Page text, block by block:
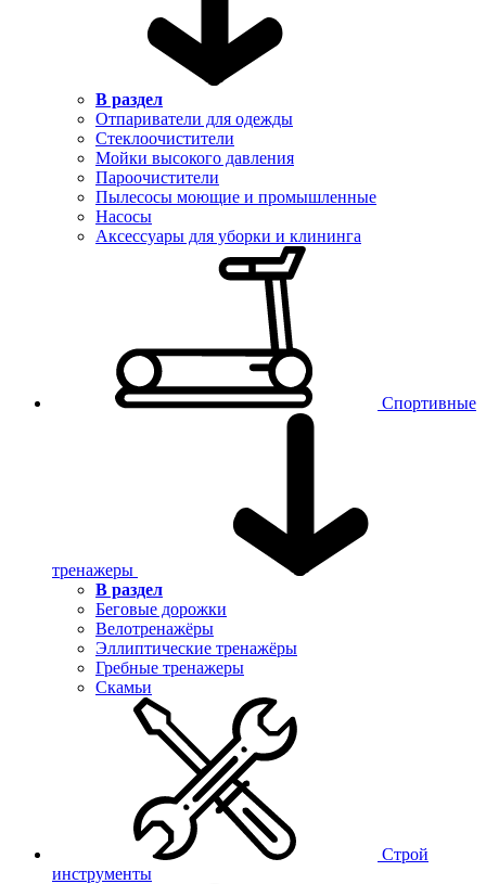
В раздел
Отпариватели для одежды
Стеклоочистители
Мойки высокого давления
Пароочистители
Пылесосы моющие и промышленные
Насосы
Аксессуары для уборки и клининга
Спортивные
тренажеры
В раздел
Беговые дорожки
Велотренажёры
Эллиптические тренажёры
Гребные тренажеры
Скамьи
Строй
инструменты